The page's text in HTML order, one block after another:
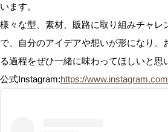
います。
様々な型、素材、販路に取り組みチャレ
で、自分のアイデアや想いが形になり、
る過程をぜひ一緒に味わってほしいと思
公式Instagram:https://